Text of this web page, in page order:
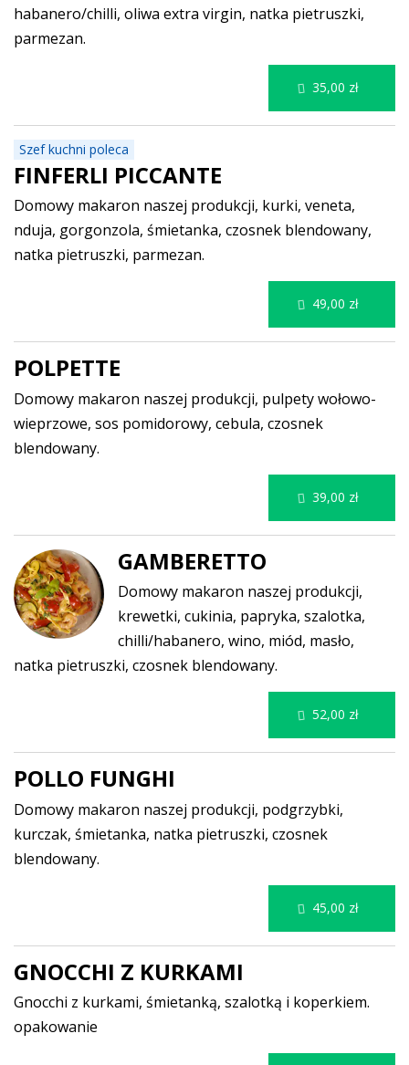
habanero/chilli, oliwa extra virgin, natka pietruszki,
parmezan.
Szef kuchni poleca
FINFERLI PICCANTE
Domowy makaron naszej produkcji, kurki, veneta,
nduja, gorgonzola, śmietanka, czosnek blendowany,
natka pietruszki, parmezan.
POLPETTE
Domowy makaron naszej produkcji, pulpety wołowo-
wieprzowe, sos pomidorowy, cebula, czosnek
blendowany.
GAMBERETTO
Domowy makaron naszej produkcji,
krewetki, cukinia, papryka, szalotka,
chilli/habanero, wino, miód, masło,
natka pietruszki, czosnek blendowany.
POLLO FUNGHI
Domowy makaron naszej produkcji, podgrzybki,
kurczak, śmietanka, natka pietruszki, czosnek
blendowany.
GNOCCHI Z KURKAMI
Gnocchi z kurkami, śmietanką, szalotką i koperkiem.
opakowanie